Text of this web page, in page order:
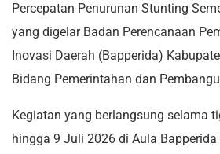
Percepatan Penurunan Stunting
yang digelar Badan Perencanaan
Inovasi Daerah (Bapperida)
Bidang Pemerintahan dan
Kegiatan yang berlangsung selama
hingga 9 Juli 2026 di Aula